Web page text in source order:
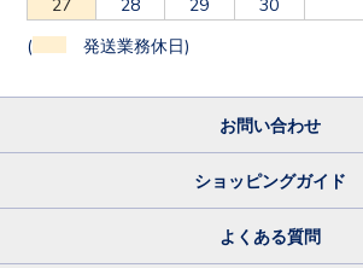
27
28 29 30
( 発送業務休日)
お問い合わせ
ショッピングガイド
よくある質問